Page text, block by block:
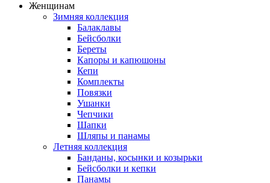
Женщинам
Зимняя коллекция
Балаклавы
Бейсболки
Береты
Капоры и капюшоны
Кепи
Комплекты
Повязки
Ушанки
Чепчики
Шапки
Шляпы и панамы
Летняя коллекция
Банданы, косынки и козырьки
Бейсболки и кепки
Панамы